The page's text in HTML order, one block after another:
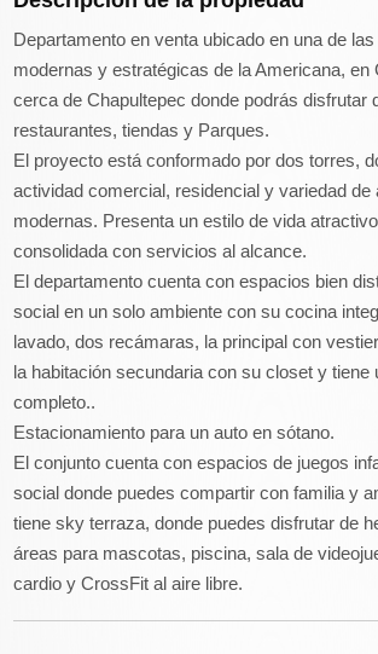
Departamento en venta ubicado en una de
modernas y estratégicas de la Americana, en
cerca de Chapultepec donde podrás disfrutar
restaurantes, tiendas y Parques.
El proyecto está conformado por dos torres,
actividad comercial, residencial y variedad de
modernas. Presenta un estilo de vida
consolidada con servicios al alcance.
El departamento cuenta con espacios bien
social en un solo ambiente con su cocina
lavado, dos recámaras, la principal con
la habitación secundaria con su closet y tiene
completo..
Estacionamiento para un auto en sótano.
El conjunto cuenta con espacios de juegos
social donde puedes compartir con familia y
tiene sky terraza, donde puedes disfrutar de
áreas para mascotas, piscina, sala de
cardio y CrossFit al aire libre.